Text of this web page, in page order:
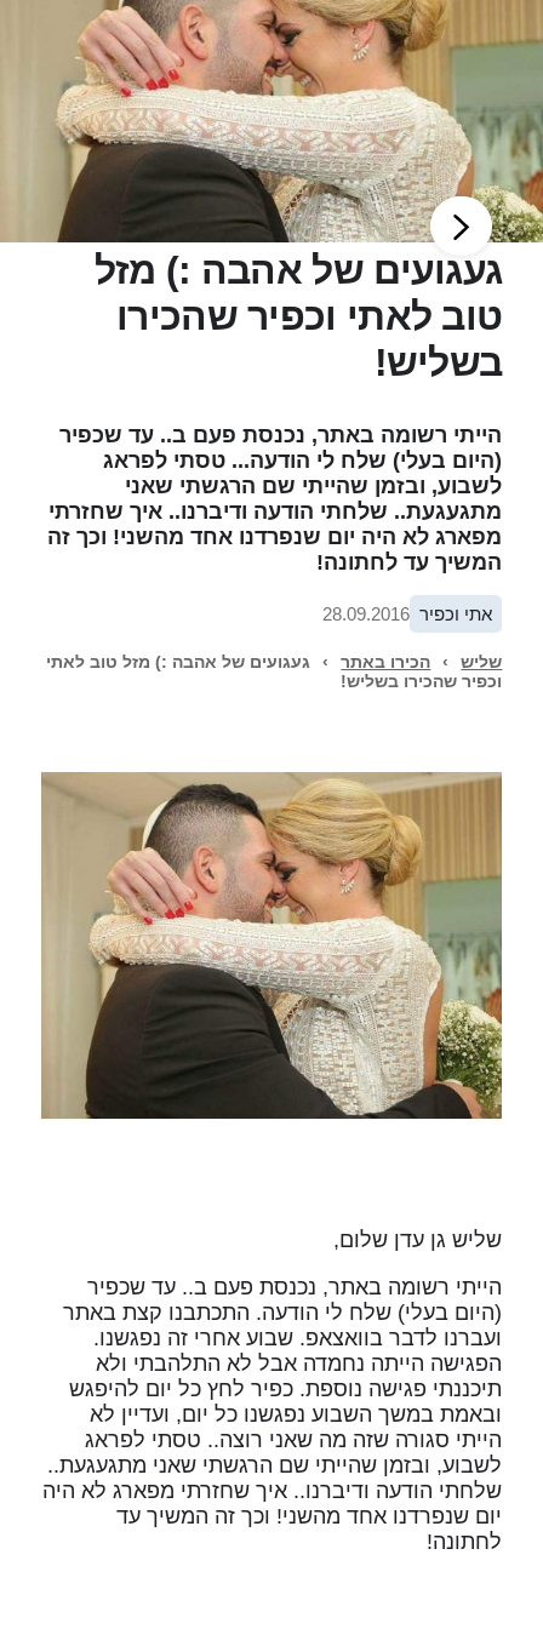
געגועים של אהבה :) מזל
טוב לאתי וכפיר שהכירו
בשליש!
הייתי רשומה באתר, נכנסת פעם ב.. עד שכפיר
(היום בעלי) שלח לי הודעה... טסתי לפראג
לשבוע, ובזמן שהייתי שם הרגשתי שאני
מתגעגעת.. שלחתי הודעה ודיברנו.. איך שחזרתי
מפארג לא היה יום שנפרדנו אחד מהשני! וכך זה
המשיך עד לחתונה!
אתי וכפיר 28.09.2016
שליש › הכירו באתר ›
געגועים של אהבה :) מזל טוב לאתי
וכפיר שהכירו בשליש!
שליש גן עדן שלום,
הייתי רשומה באתר, נכנסת פעם ב.. עד שכפיר
(היום בעלי) שלח לי הודעה. התכתבנו קצת באתר
ועברנו לדבר בוואצאפ. שבוע אחרי זה נפגשנו.
הפגישה הייתה נחמדה אבל לא התלהבתי ולא
תיכננתי פגישה נוספת. כפיר לחץ כל יום להיפגש
ובאמת במשך השבוע נפגשנו כל יום, ועדיין לא
הייתי סגורה שזה מה שאני רוצה.. טסתי לפראג
לשבוע, ובזמן שהייתי שם הרגשתי שאני מתגעגעת..
שלחתי הודעה ודיברנו.. איך שחזרתי מפארג לא היה
יום שנפרדנו אחד מהשני! וכך זה המשיך עד
לחתונה!